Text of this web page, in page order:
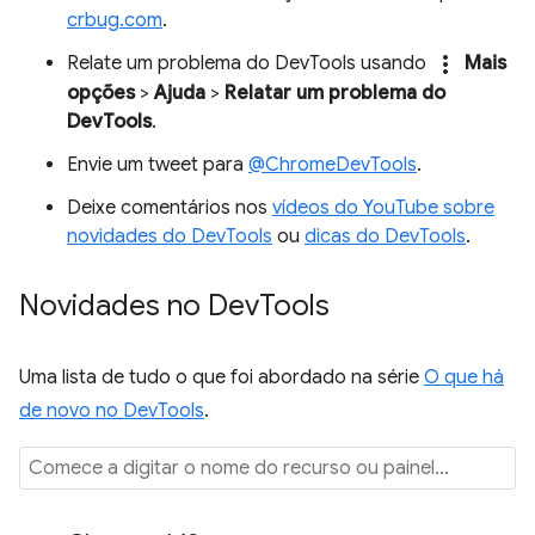
crbug.com.
Relate um problema do DevTools usando
more_vert
Mais
opções>Ajuda > Relatar um problema do
DevTools.
Envie um tweet para @ChromeDevTools.
Deixe comentários nos vídeos do YouTube sobre
novidades do DevTools ou dicas do DevTools.
Novidades no DevTools
Uma lista de tudo o que foi abordado na série O que há
de novo no DevTools.